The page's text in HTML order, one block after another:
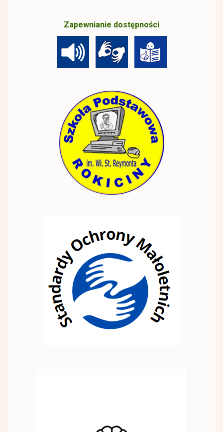
Zapewnianie dostępności